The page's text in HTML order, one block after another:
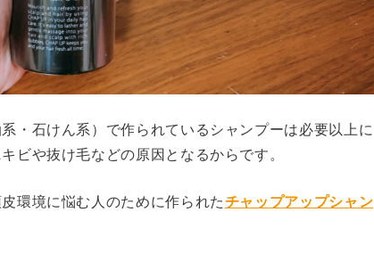
・石けん系）で作られているシャンプーは必要以上に
ビや抜け毛などの原因となるからです。
環境に悩む人のために作られたチャップアップシャン